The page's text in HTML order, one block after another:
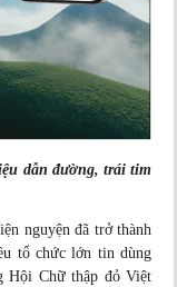
dẫn đường, trái tim
nguyện đã trở thành
tổ chức lớn tin dùng
Hội Chữ thập đỏ Việt